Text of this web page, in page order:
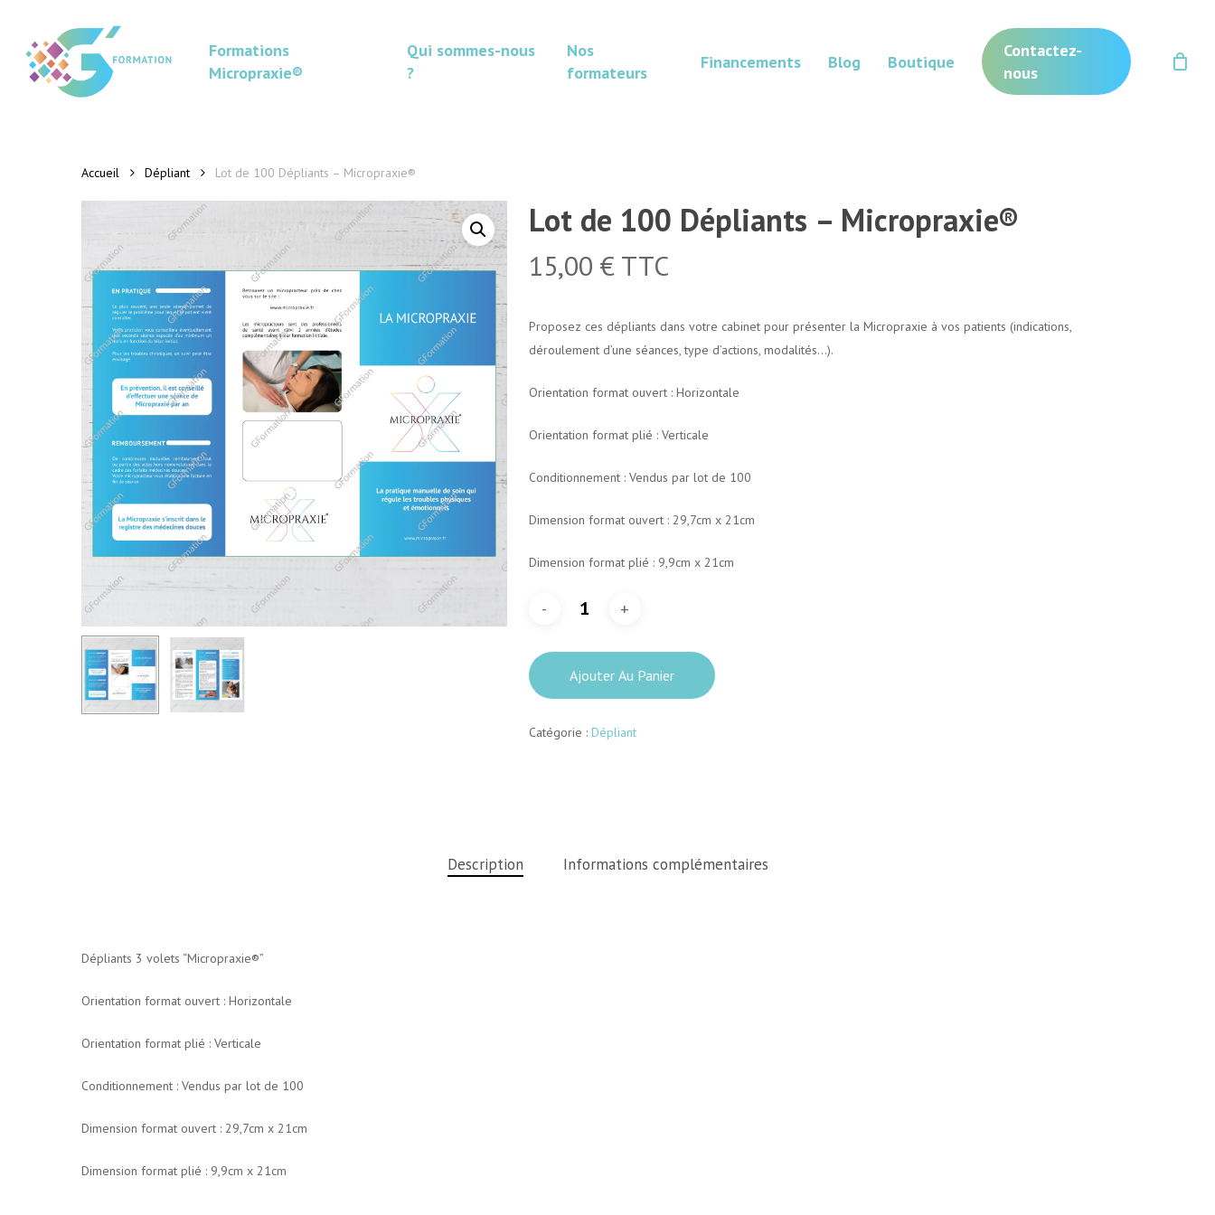
content
Formations
Micropraxie®
Qui sommes-nous
?
Nos
formateurs
Financements Blog Boutique
Contactez-
nous
Accueil Dépliant Lot de 100 Dépliants – Micropraxie®
Lot de 100 Dépliants – Micropraxie®
15,00 € TTC
Proposez ces dépliants dans votre cabinet pour présenter la Micropraxie à vos patients (indications,
déroulement d’une séances, type d’actions, modalités…).
Orientation format ouvert : Horizontale
Orientation format plié : Verticale
Conditionnement : Vendus par lot de 100
Dimension format ouvert : 29,7cm x 21cm
Dimension format plié : 9,9cm x 21cm
Ajouter Au Panier
Catégorie : Dépliant
Description Informations complémentaires
Dépliants 3 volets “Micropraxie®”
Orientation format ouvert : Horizontale
Orientation format plié : Verticale
Conditionnement : Vendus par lot de 100
Dimension format ouvert : 29,7cm x 21cm
Dimension format plié : 9,9cm x 21cm